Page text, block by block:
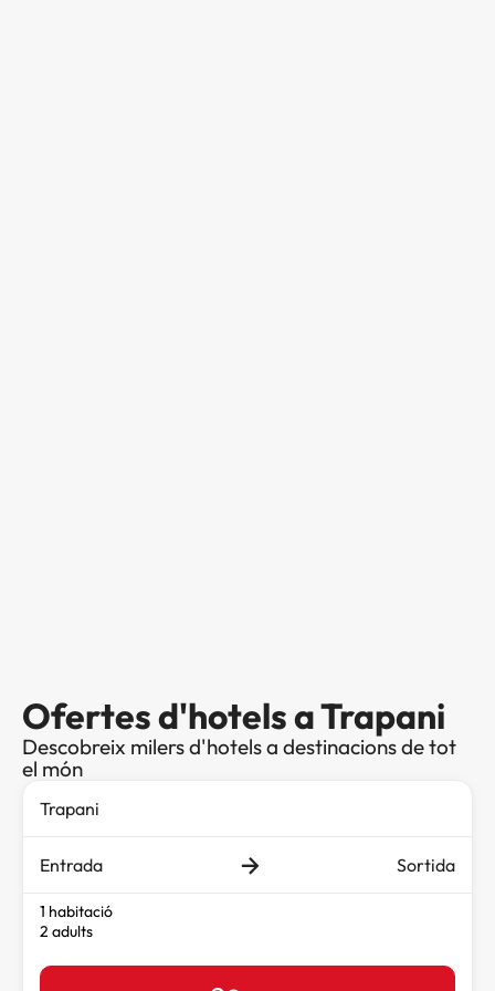
Ofertes d'hotels a Trapani
Descobreix milers d'hotels a destinacions de tot
el món
Entrada Sortida
1 habitació
2 adults